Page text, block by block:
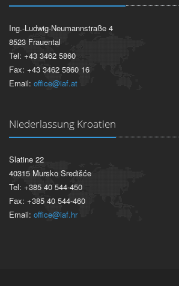
Ing.-Ludwig-Neumannstraße 4
8523 Frauental
Tel: +43 3462 5860
Fax: +43 3462 5860 16
Email: office@iaf.at
Niederlassung Kroatien
Slatine 22
40315 Mursko Središće
Tel: +385 40 544-450
Fax: +385 40 544-460
Email: office@iaf.hr